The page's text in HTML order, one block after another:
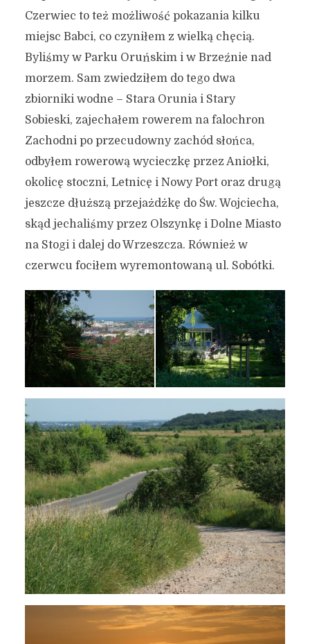
2 stycznia 2020
7 min czytania
Czerwiec to też możliwość pokazania kilku
miejsc Babci, co czyniłem z wielką chęcią.
Byliśmy w Parku Oruńskim i w Brzeźnie nad
morzem. Sam zwiedziłem do tego dwa
zbiorniki wodne – Stara Orunia i Stary
Sobieski, zajechałem rowerem na falochron
Zachodni po przecudowny zachód słońca,
odbyłem rowerową wycieczkę przez Aniołki,
okolicę stoczni, Letnicę i Nowy Port oraz drugą
jeszcze dłuższą przejażdżkę do Św. Wojciecha,
skąd jechaliśmy przez Olszynkę i Dolne Miasto
na Stogi i dalej do Wrzeszcza. Również w
czerwcu fociłem wyremontowaną ul. Sobótki.